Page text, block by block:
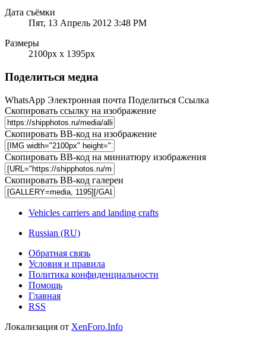
Дата съёмки
Пят, 13 Апрель 2012 3:48 PM
Размеры
2100px x 1395px
Поделиться медиа
WhatsApp Электронная почта Поделиться Ссылка
Скопировать ссылку на изображение
Скопировать BB-код на изображение
Скопировать BB-код на миниатюру изображения
Скопировать BB-код галереи
Vehicles carriers and landing crafts
Russian (RU)
Обратная связь
Условия и правила
Политика конфиденциальности
Помощь
Главная
RSS
Локализация от XenForo.Info